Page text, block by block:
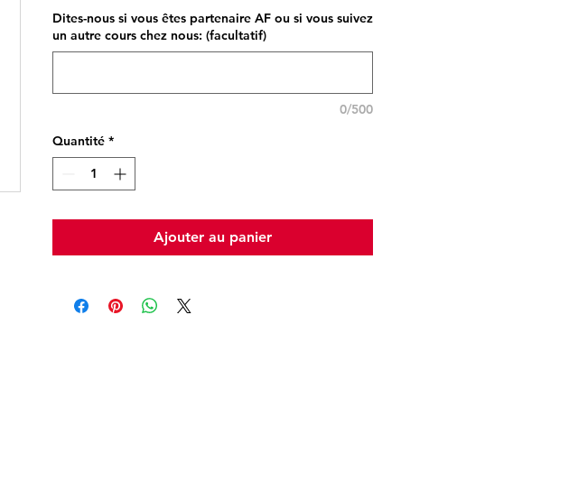
Dites-nous si vous êtes partenaire AF ou si vous suivez
un autre cours chez nous: (facultatif)
0/500
Quantité *
Ajouter au panier